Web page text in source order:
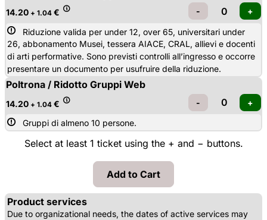
14.20 + 1.04 €
Riduzione valida per under 12, over 65, universitari under
26, abbonamento Musei, tessera AIACE, CRAL, allievi e docenti
di arti performative. Sono previsti controlli all’ingresso e occorre
presentare un documento per usufruire della riduzione.
Poltrona / Ridotto Gruppi Web
14.20 + 1.04 €
Gruppi di almeno 10 persone.
Select at least 1 ticket using the + and − buttons.
Product services
Due to organizational needs, the dates of active services may